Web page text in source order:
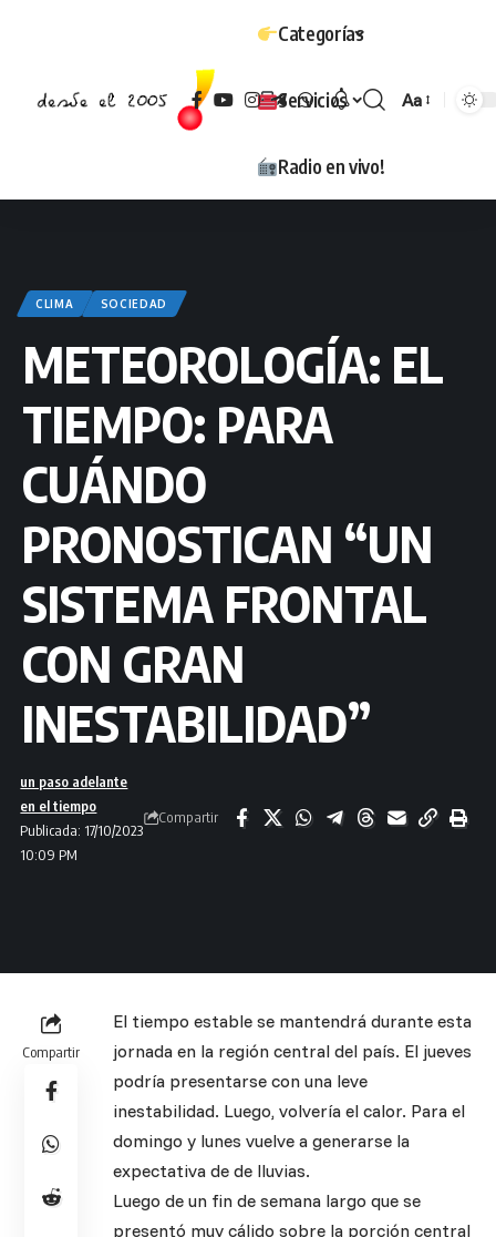
Categorías
Servicios
Radio en vivo!
Tamaño
Aa
CLIMA SOCIEDAD
METEOROLOGÍA: EL
TIEMPO: PARA
CUÁNDO
PRONOSTICAN “UN
SISTEMA FRONTAL
CON GRAN
INESTABILIDAD”
Publicada: 17/10/2023
10:09 PM
un paso adelante
en el tiempo
Compartir
Compartir
El tiempo estable se mantendrá durante esta
jornada en la región central del país. El jueves
podría presentarse con una leve
inestabilidad. Luego, volvería el calor. Para el
domingo y lunes vuelve a generarse la
expectativa de de lluvias.
Luego de un fin de semana largo que se
presentó muy cálido sobre la porción central